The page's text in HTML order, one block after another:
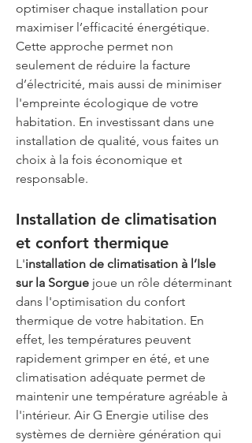
optimiser chaque installation pour
maximiser l’efficacité énergétique.
Cette approche permet non
seulement de réduire la facture
d’électricité, mais aussi de minimiser
l'empreinte écologique de votre
habitation. En investissant dans une
installation de qualité, vous faites un
choix à la fois économique et
responsable.
Installation de climatisation
et confort thermique
L'installation de climatisation à l’Isle
sur la Sorgue joue un rôle déterminant
dans l'optimisation du confort
thermique de votre habitation. En
effet, les températures peuvent
rapidement grimper en été, et une
climatisation adéquate permet de
maintenir une température agréable à
l'intérieur. Air G Energie utilise des
systèmes de dernière génération qui